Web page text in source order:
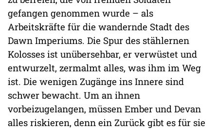
gefangen genommen wurde – als
Arbeitskräfte für die wandernde Stadt des
Dawn Imperiums. Die Spur des stählernen
Kolosses ist unübersehbar, er verwüstet und
entwurzelt, zermalmt alles, was ihm im Weg
ist. Die wenigen Zugänge ins Innere sind
schwer bewacht. Um an ihnen
vorbeizugelangen, müssen Ember und Devan
alles riskieren, denn ein Zurück gibt es für sie